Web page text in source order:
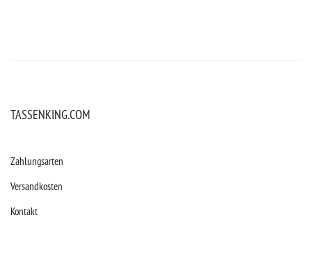
TASSENKING.COM
Zahlungsarten
Versandkosten
Kontakt